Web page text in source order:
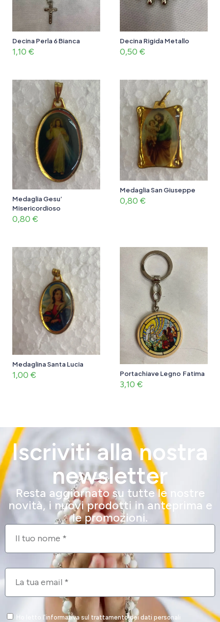
Decina Perla 6 Bianca
1,10 €
Decina Rigida Metallo
0,50 €
Medaglia Gesu’
Misericordioso
0,80 €
Medaglia San Giuseppe
0,80 €
Medaglina Santa Lucia
1,00 € Portachiave Legno Fatima
3,10 €
Iscriviti alla nostra
newsletter
Resta aggiornato su tutte le nostre
novità, i nuovi prodotti in anteprima e
le promozioni.
Ho letto l'informativa sul trattamento dei dati personali